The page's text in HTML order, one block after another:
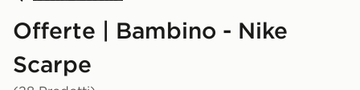
Offerte | Bambino - Nike
Scarpe